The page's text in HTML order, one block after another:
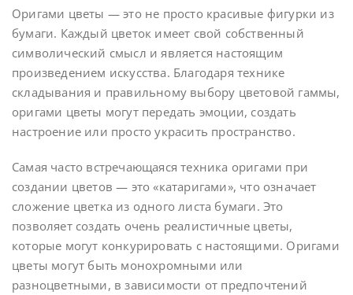
Оригами цветы — это не просто красивые фигурки из
бумаги. Каждый цветок имеет свой собственный
символический смысл и является настоящим
произведением искусства. Благодаря технике
складывания и правильному выбору цветовой гаммы,
оригами цветы могут передать эмоции, создать
настроение или просто украсить пространство.
Самая часто встречающаяся техника оригами при
создании цветов — это «катаригами», что означает
сложение цветка из одного листа бумаги. Это
позволяет создать очень реалистичные цветы,
которые могут конкурировать с настоящими. Оригами
цветы могут быть монохромными или
разноцветными, в зависимости от предпочтений